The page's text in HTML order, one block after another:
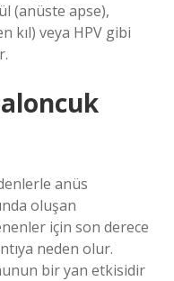
(anüste apse),
kıl) veya HPV gibi
anüs
oluşan
için son derece
neden olur.
bir yan etkisidir